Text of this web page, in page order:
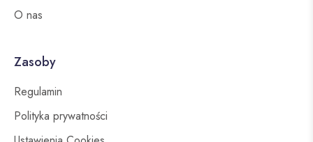
O nas
Zasoby
Regulamin
Polityka prywatności